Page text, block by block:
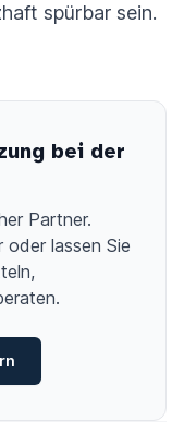
spürbar sein.
bei der
Partner.
oder lassen Sie